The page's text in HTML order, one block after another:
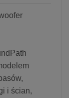
i ścian,